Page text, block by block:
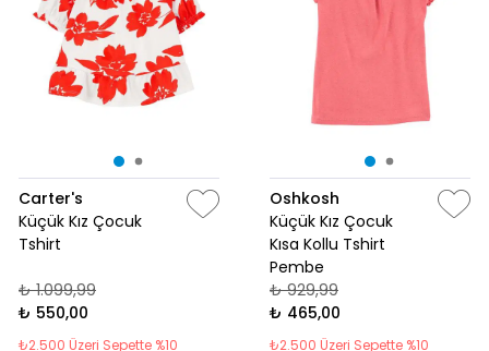
Carter's
Küçük Kız Çocuk
Tshirt
₺ 1.099,99
₺ 550,00
₺2.500 Üzeri Sepette %10
Oshkosh
Küçük Kız Çocuk
Kısa Kollu Tshirt
Pembe
₺ 929,99
₺ 465,00
₺2.500 Üzeri Sepette %10